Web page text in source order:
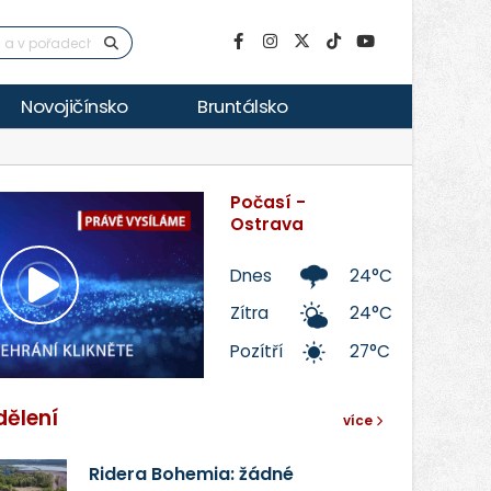
Novojičínsko Bruntálsko
Přehrát
video
Počasí -
Ostrava
Dnes
24°C
Zítra
24°C
Pozítří
27°C
více
Ridera Bohemia: žádné